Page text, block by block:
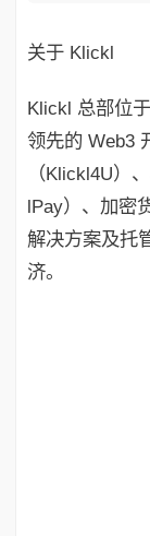
关于 Klickl
Klickl 总部位
领先的 Web3
（Klickl4U）
lPay）、加密
解决方案及托
济。